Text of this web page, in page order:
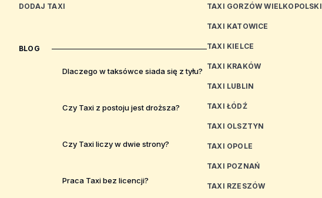
DODAJ TAXI
BLOG
Dlaczego w taksówce siada się z tyłu?
Czy Taxi z postoju jest droższa?
Czy Taxi liczy w dwie strony?
Praca Taxi bez licencji?
TAXI GORZÓW WIELKOPOLSKI
TAXI KATOWICE
TAXI KIELCE
TAXI KRAKÓW
TAXI LUBLIN
TAXI ŁÓDŹ
TAXI OLSZTYN
TAXI OPOLE
TAXI POZNAŃ
TAXI RZESZÓW